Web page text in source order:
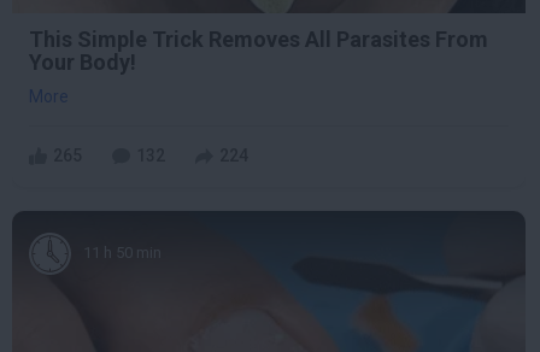
This Simple Trick Removes All Parasites From
Your Body!
More
11 h 50 min